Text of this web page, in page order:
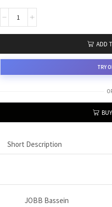
ADD
TRY
Short Description
JOBB Bassein